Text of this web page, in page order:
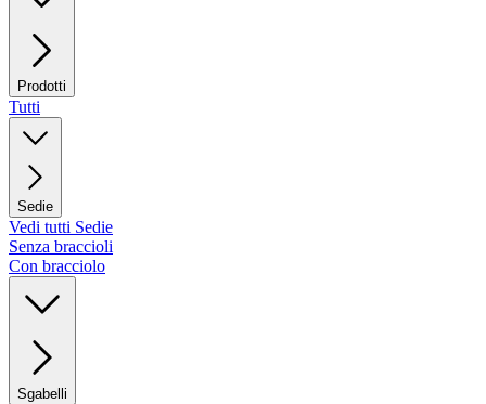
Prodotti
Tutti
Sedie
Vedi tutti Sedie
Senza braccioli
Con bracciolo
Sgabelli